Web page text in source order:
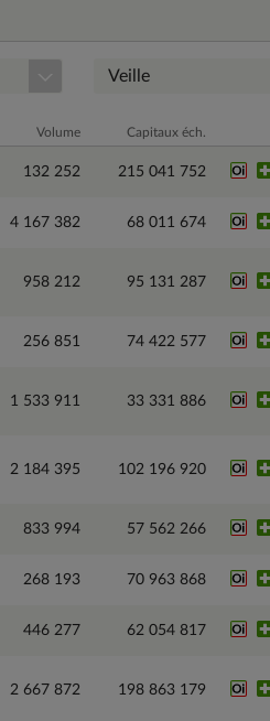
Veille
Volume Capitaux éch.
132 252 215 041 752
4 167 382 68 011 674
958 212 95 131 287
256 851 74 422 577
1 533 911 33 331 886
2 184 395 102 196 920
833 994 57 562 266
268 193 70 963 868
446 277 62 054 817
2 667 872 198 863 179